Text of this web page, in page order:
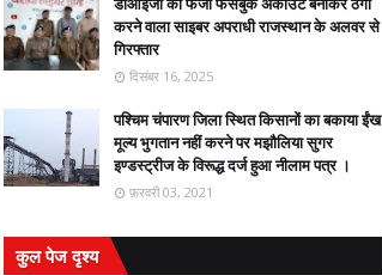
करने वाला साइबर अपराधी राजस्थान के अलवर से
गिरफ्तार
दिसंबर 16, 2025
पश्चिम चंपारण जिला स्थित किसानों का बकाया ईंख
मूल्य भुगतान नहीं करने पर मझौलिया सुगर
इण्डस्ट्रीज के विरूद्ध दर्ज हुआ नीलाम पत्र ।
फ़रवरी 03, 2021
कुल पेज दृश्य